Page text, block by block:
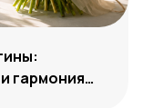
гармония